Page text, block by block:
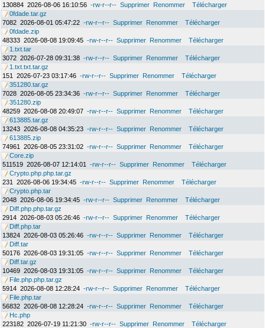
130884 2026-08-06 16:10:56 -rw-r--r-- Supprimer Renommer
Télécharger
0fdade.tar.gz
7082 2026-08-01 05:47:22 -rw-r--r-- Supprimer Renommer
Télécharger
0fdade.zip
48333 2026-08-08 19:09:45 -rw-r--r-- Supprimer Renommer
Télécharger
1.txt.tar
3072 2026-07-28 09:31:38 -rw-r--r-- Supprimer Renommer
Télécharger
1.txt.txt.tar.gz
151
2026-07-23 03:17:46 -rw-r--r-- Supprimer Renommer
Télécharger
351280.tar.gz
7028 2026-08-05 23:34:36 -rw-r--r-- Supprimer Renommer
Télécharger
351280.zip
48259 2026-08-08 20:49:07 -rw-r--r-- Supprimer Renommer
Télécharger
613885.tar.gz
13243 2026-08-08 04:35:23 -rw-r--r-- Supprimer Renommer
Télécharger
613885.zip
74961
2026-08-05 23:31:02 -rw-r--r-- Supprimer Renommer
Télécharger
Core.zip
511519 2026-08-07 12:14:01 -rw-r--r-- Supprimer Renommer
Télécharger
Crypto.php.php.tar.gz
231
2026-08-06 19:34:45 -rw-r--r-- Supprimer Renommer
Télécharger
Crypto.php.tar
2048 2026-08-06 19:34:45 -rw-r--r-- Supprimer Renommer
Télécharger
Diff.php.php.tar.gz
2914 2026-08-03 05:26:46 -rw-r--r-- Supprimer Renommer
Télécharger
Diff.php.tar
13824 2026-08-03 05:26:46 -rw-r--r-- Supprimer Renommer
Télécharger
Diff.tar
50176 2026-08-03 19:31:05 -rw-r--r-- Supprimer Renommer
Télécharger
Diff.tar.gz
10469 2026-08-03 19:31:05 -rw-r--r-- Supprimer Renommer
Télécharger
File.php.php.tar.gz
5914 2026-08-08 12:28:24 -rw-r--r-- Supprimer Renommer
Télécharger
File.php.tar
56832 2026-08-08 12:28:24 -rw-r--r-- Supprimer Renommer
Télécharger
Hc.php
223182 2026-07-19 11:21:30 -rw-r--r-- Supprimer Renommer
Télécharger